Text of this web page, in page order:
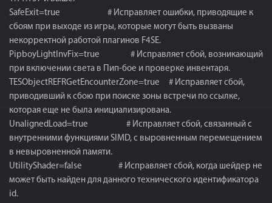
SafeExit=true # Исправляет ошибки, приводящие к
сбоям при выходе из игры, которые могут быть вызваны
некорректной работой плагинов F4SE.
PipboyLightInvFix=true # Исправляет сбой, возникающий
при включении света в Пип-бое и проверке инвентаря.
TESObjectREFRGetEncounterZone=true # Исправляет сбой,
приводивший к сбою при поиске зоны встречи по ссылке,
которая еще не была инициализирована.
UnalignedLoad=true # Исправляет сбой, связанный с
внутренними функциями SIMD, с выровненным перемещением
в невыровненной памяти.
UtilityShader=false # Исправляет сбой, когда шейдер не
может быть найден для данного технического идентификатора
id.